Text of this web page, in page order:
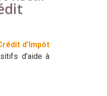
d’Impôt
d’aide à